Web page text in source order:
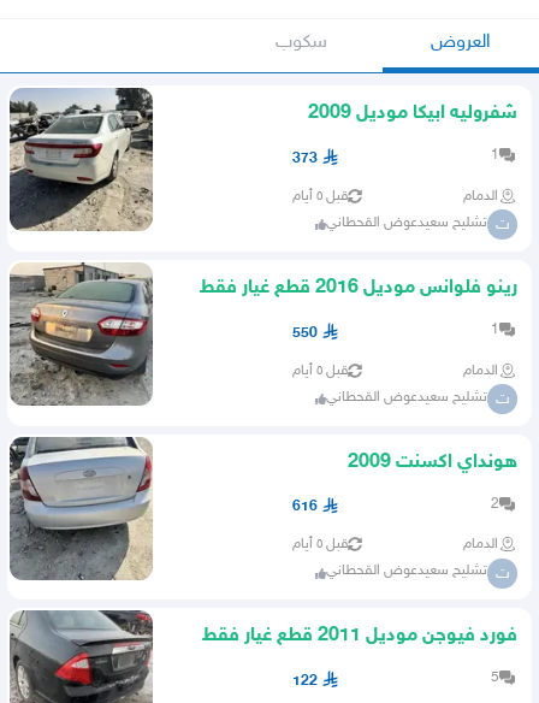
العروض سكوب
شفروليه ابيكا موديل 2009
1
373
الدمام قبل ٥ أيام
ت تشليح سعيدعوض القحطاني
رينو فلوانس موديل 2016 قطع غيار فقط
1
550
الدمام قبل ٥ أيام
ت تشليح سعيدعوض القحطاني
هونداي اكسنت 2009
2
616
الدمام قبل ٥ أيام
ت تشليح سعيدعوض القحطاني
فورد فيوجن موديل 2011 قطع غيار فقط
5
122